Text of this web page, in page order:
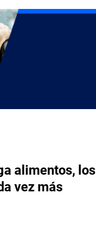
alimentos, los
vez más